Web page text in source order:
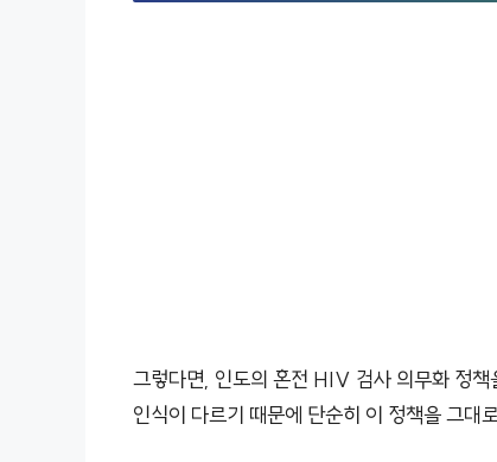
그렇다면, 인도의 혼전 HIV 검사 의무화 정
인식이 다르기 때문에 단순히 이 정책을 그대